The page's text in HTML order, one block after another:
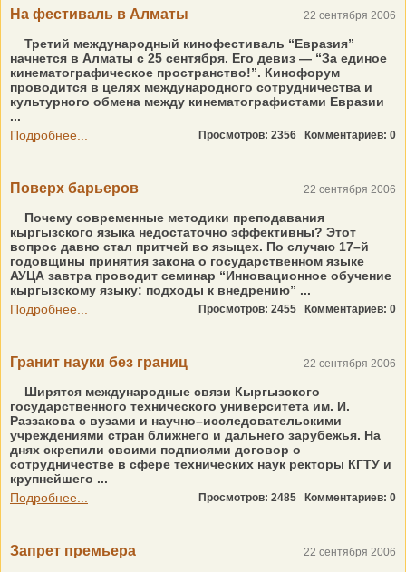
На фестиваль в Алматы 22 сентября 2006
Третий международный кинофестиваль “Евразия”
начнется в Алматы с 25 сентября. Его девиз — “За единое
кинематографическое пространство!”. Кинофорум
проводится в целях международного сотрудничества и
культурного обмена между кинематографистами Евразии
...
Подробнее...
Просмотров: 2356 Комментариев: 0
Поверх барьеров 22 сентября 2006
Почему современные методики преподавания
кыргызского языка недостаточно эффективны? Этот
вопрос давно стал притчей во языцех. По случаю 17–й
годовщины принятия закона о государственном языке
АУЦА завтра проводит семинар “Инновационное обучение
кыргызскому языку: подходы к внедрению” ...
Подробнее...
Просмотров: 2455 Комментариев: 0
Гранит науки без границ 22 сентября 2006
Ширятся международные связи Кыргызского
государственного технического университета им. И.
Раззакова с вузами и научно–исследовательскими
учреждениями стран ближнего и дальнего зарубежья. На
днях скрепили своими подписями договор о
сотрудничестве в сфере технических наук ректоры КГТУ и
крупнейшего ...
Подробнее...
Просмотров: 2485 Комментариев: 0
Запрет премьера 22 сентября 2006